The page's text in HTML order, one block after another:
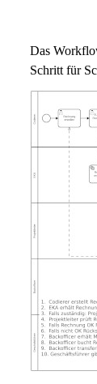
Das
Schritt für